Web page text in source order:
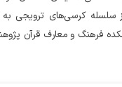
سلسله کرسی‌های ترویجی به
فرهنگ و معارف قرآن